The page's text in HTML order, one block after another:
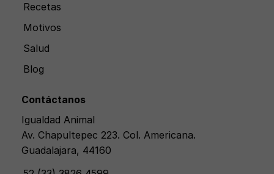
Recetas
Motivos
Salud
Blog
Contáctanos
Igualdad Animal
Av. Chapultepec 223. Col. Americana.
Guadalajara, 44160